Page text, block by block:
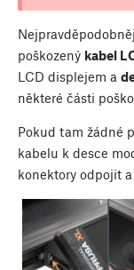
poškozený kabel
LCD displejem a
některé části
Pokud tam žádné
kabelu k desce
konektory odpojit